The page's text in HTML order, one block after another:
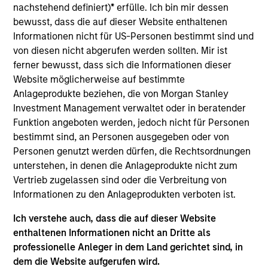
nachstehend definiert)* erfülle. Ich bin mir dessen
bewusst, dass die auf dieser Website enthaltenen
Informationen nicht für US-Personen bestimmt sind und
von diesen nicht abgerufen werden sollten. Mir ist
ferner bewusst, dass sich die Informationen dieser
Website möglicherweise auf bestimmte
Anlageprodukte beziehen, die von Morgan Stanley
Investment Management verwaltet oder in beratender
Funktion angeboten werden, jedoch nicht für Personen
bestimmt sind, an Personen ausgegeben oder von
Personen genutzt werden dürfen, die Rechtsordnungen
unterstehen, in denen die Anlageprodukte nicht zum
Vertrieb zugelassen sind oder die Verbreitung von
Informationen zu den Anlageprodukten verboten ist.
Ich verstehe auch, dass die auf dieser Website
enthaltenen Informationen nicht an Dritte als
professionelle Anleger in dem Land gerichtet sind, in
dem die Website aufgerufen wird.
value added services, with a focus on financial
services sector
Investment Team
Morgan Stanley Private Equity Asia
As of July 25, 2025. The above is provided for informational
and educational purposes only. There is no guarantee that
the investment mentioned resulted in positive performance
(for realized holdings), or will perform well in the future (for
current holdings). The trademarks and service marks above
are the property of their respective owners. The information
otherwise approved by such owners. By clicking on any
links shown here, you agree that you are navigating to a
third party site. We are providing these hyperlinks to you
only as a convenience and the inclusion of any hyperlink is
not and does not imply any endorsement, approval,